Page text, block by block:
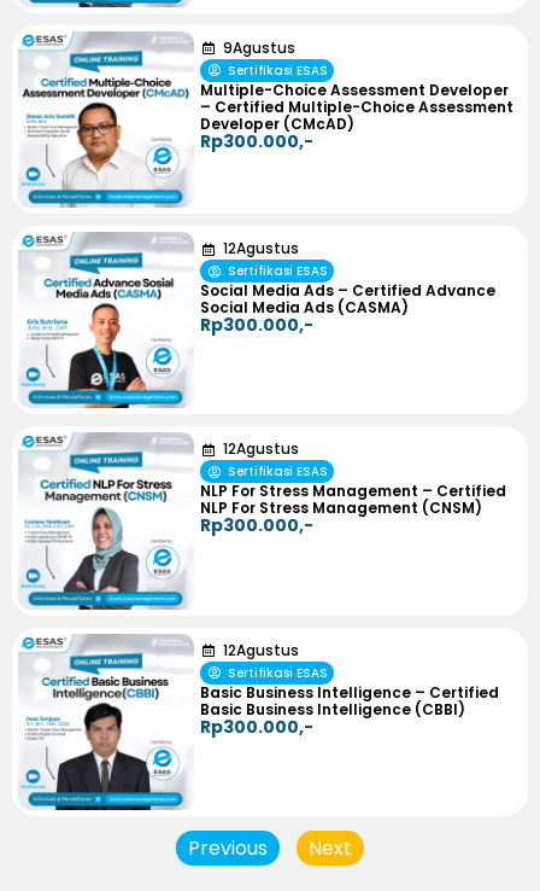
9Agustus
Sertifikasi ESAS
Multiple-Choice Assessment Developer
– Certified Multiple-Choice Assessment
Developer (CMcAD)
Rp300.000,-
12Agustus
Sertifikasi ESAS
Social Media Ads – Certified Advance
Social Media Ads (CASMA)
Rp300.000,-
12Agustus
Sertifikasi ESAS
NLP For Stress Management – Certified
NLP For Stress Management (CNSM)
Rp300.000,-
12Agustus
Sertifikasi ESAS
Basic Business Intelligence – Certified
Basic Business Intelligence (CBBI)
Rp300.000,-
Previous Next